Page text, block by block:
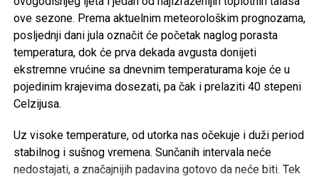
jednom je pokazala koliko je važno njegovati kulturu
empatije, poštovanja i odgovornosti, posebno u trenucima
kada cijela zajednica dijeli bol zbog nenadoknadivog
gubitka.
Tweet Share
ove sezone. Prema aktuelnim meteorološkim prognozama,
posljednji dani jula označit će početak naglog porasta
temperatura, dok će prva dekada avgusta donijeti
ekstremne vrućine sa dnevnim temperaturama koje će u
pojedinim krajevima dosezati, pa čak i prelaziti 40 stepeni
Celzijusa.
Uz visoke temperature, od utorka nas očekuje i duži period
stabilnog i sušnog vremena. Sunčanih intervala neće
nedostajati, a značajnijih padavina gotovo da neće biti. Tek